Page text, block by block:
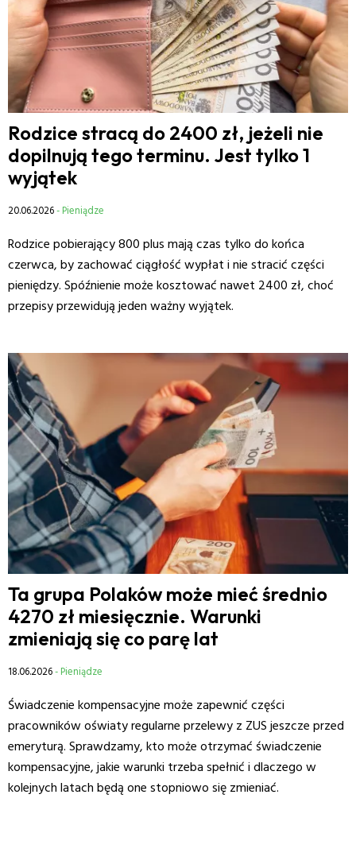
Rodzice stracą do 2400 zł, jeżeli nie
dopilnują tego terminu. Jest tylko 1
wyjątek
20.06.2026- Pieniądze
Rodzice pobierający 800 plus mają czas tylko do końca
czerwca, by zachować ciągłość wypłat i nie stracić części
pieniędzy. Spóźnienie może kosztować nawet 2400 zł, choć
przepisy przewidują jeden ważny wyjątek.
Ta grupa Polaków może mieć średnio
4270 zł miesięcznie. Warunki
zmieniają się co parę lat
18.06.2026- Pieniądze
Świadczenie kompensacyjne może zapewnić części
pracowników oświaty regularne przelewy z ZUS jeszcze przed
emeryturą. Sprawdzamy, kto może otrzymać świadczenie
kompensacyjne, jakie warunki trzeba spełnić i dlaczego w
kolejnych latach będą one stopniowo się zmieniać.